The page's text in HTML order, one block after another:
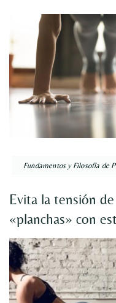
Fundamentos y Filosofía de
Evita la tensión
«planchas» con